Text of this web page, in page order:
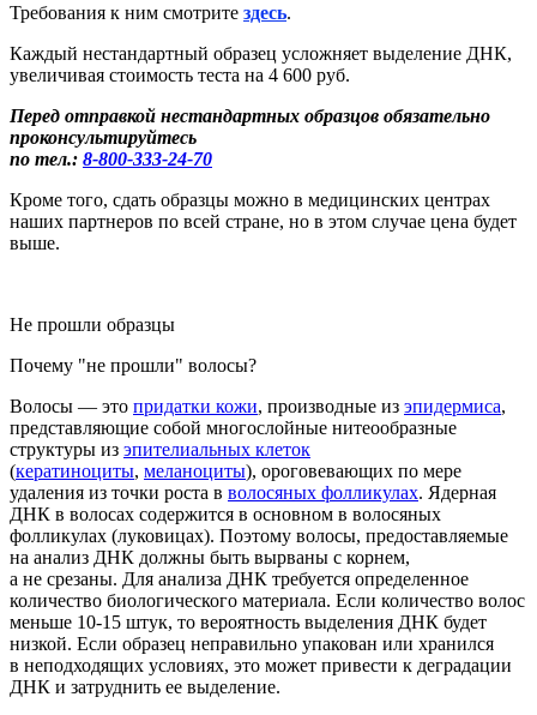
Требования к ним смотрите здесь.
Каждый нестандартный образец усложняет выделение ДНК,
увеличивая стоимость теста на 4 600 руб.
Перед отправкой нестандартных образцов обязательно
проконсультируйтесь
по тел.: 8-800-333-24-70
Кроме того, сдать образцы можно в медицинских центрах
наших партнеров по всей стране, но в этом случае цена будет
выше.
Не прошли образцы
Почему "не прошли" волосы?
Волосы — это придатки кожи, производные из эпидермиса,
представляющие собой многослойные нитеообразные
структуры из эпителиальных клеток
(кератиноциты, меланоциты), ороговевающих по мере
удаления из точки роста в волосяных фолликулах. Ядерная
ДНК в волосах содержится в основном в волосяных
фолликулах (луковицах). Поэтому волосы, предоставляемые
на анализ ДНК должны быть вырваны с корнем,
а не срезаны. Для анализа ДНК требуется определенное
количество биологического материала. Если количество волос
меньше 10-15 штук, то вероятность выделения ДНК будет
низкой. Если образец неправильно упакован или хранился
в неподходящих условиях, это может привести к деградации
ДНК и затруднить ее выделение.